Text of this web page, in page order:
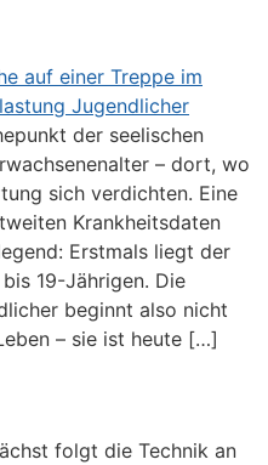
der seelischen
– dort, wo
sich verdichten. Eine
Krankheitsdaten
Erstmals liegt der
19-Jährigen. Die
beginnt also nicht
– sie ist heute […]
folgt die Technik an